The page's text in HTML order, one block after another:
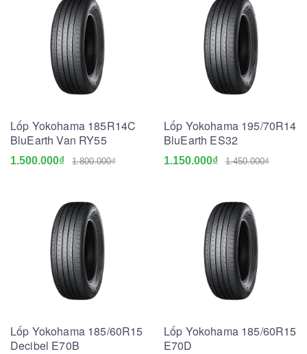
Lốp Yokohama 185R14C
BluEarth Van RY55
1.500.000₫ 1.800.000₫
Lốp Yokohama 195/70R14
BluEarth ES32
1.150.000₫ 1.450.000₫
Lốp Yokohama 185/60R15
Decibel E70B
Lốp Yokohama 185/60R15
E70D